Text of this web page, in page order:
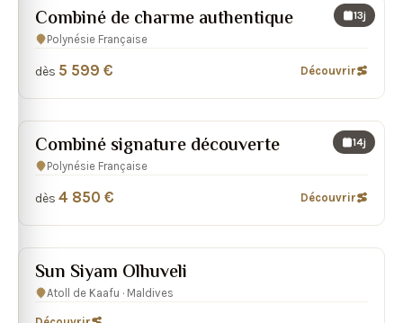
13j
Combiné de charme authentique
Polynésie Française
dès 5 599 € Découvrir
14j
Combiné signature découverte
Polynésie Française
dès 4 850 € Découvrir
Sun Siyam Olhuveli
Atoll de Kaafu · Maldives